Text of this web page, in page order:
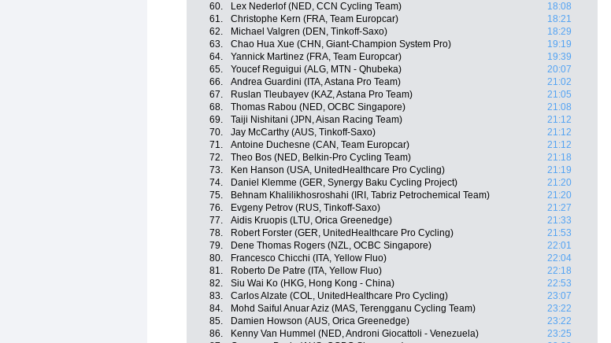
60.
Lex Nederlof (NED, CCN Cycling Team)
18:08
61.
Christophe Kern (FRA, Team Europcar)
18:21
62.
Michael Valgren (DEN, Tinkoff-Saxo)
18:29
63.
Chao Hua Xue (CHN, Giant-Champion System Pro)
19:19
64.
Yannick Martinez (FRA, Team Europcar)
19:39
65.
Youcef Reguigui (ALG, MTN - Qhubeka)
20:07
66.
Andrea Guardini (ITA, Astana Pro Team)
21:02
67.
Ruslan Tleubayev (KAZ, Astana Pro Team)
21:05
68.
Thomas Rabou (NED, OCBC Singapore)
21:08
69.
Taiji Nishitani (JPN, Aisan Racing Team)
21:12
70.
Jay McCarthy (AUS, Tinkoff-Saxo)
21:12
71.
Antoine Duchesne (CAN, Team Europcar)
21:12
72.
Theo Bos (NED, Belkin-Pro Cycling Team)
21:18
73.
Ken Hanson (USA, UnitedHealthcare Pro Cycling)
21:19
74.
Daniel Klemme (GER, Synergy Baku Cycling Project)
21:20
75.
Behnam Khalilikhosroshahi (IRI, Tabriz Petrochemical Team)
21:20
76.
Evgeny Petrov (RUS, Tinkoff-Saxo)
21:27
77.
Aidis Kruopis (LTU, Orica Greenedge)
21:33
78.
Robert Forster (GER, UnitedHealthcare Pro Cycling)
21:53
79.
Dene Thomas Rogers (NZL, OCBC Singapore)
22:01
80.
Francesco Chicchi (ITA, Yellow Fluo)
22:04
81.
Roberto De Patre (ITA, Yellow Fluo)
22:18
82.
Siu Wai Ko (HKG, Hong Kong - China)
22:53
83.
Carlos Alzate (COL, UnitedHealthcare Pro Cycling)
23:07
84.
Mohd Saiful Anuar Aziz (MAS, Terengganu Cycling Team)
23:22
85.
Damien Howson (AUS, Orica Greenedge)
23:22
86.
Kenny Van Hummel (NED, Androni Giocattoli - Venezuela)
23:25